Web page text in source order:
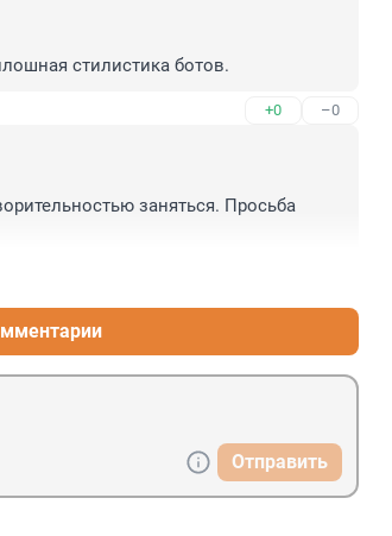
стилистика ботов.
+0 –0
заняться. Просьба
Отправить